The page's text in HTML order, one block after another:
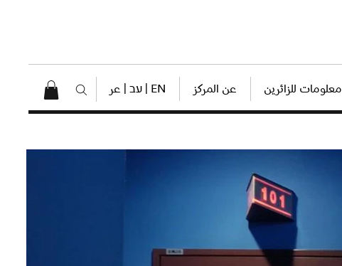
معلومات للزائرين عن المركز EN | עב | عر